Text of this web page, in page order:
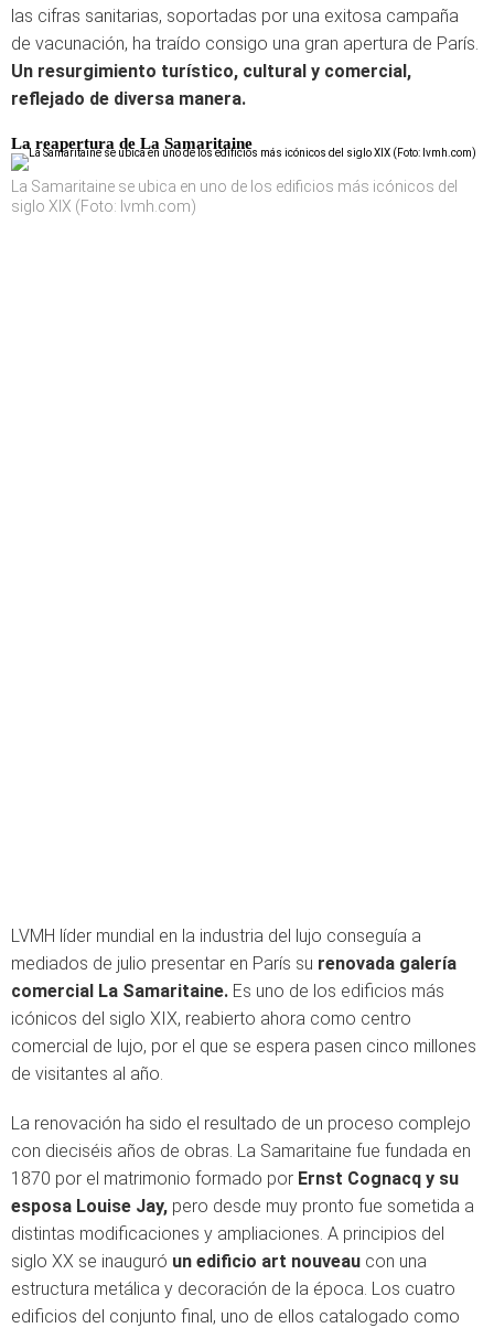
las cifras sanitarias, soportadas por una exitosa campaña
de vacunación, ha traído consigo una gran apertura de París.
Un resurgimiento turístico, cultural y comercial,
reflejado de diversa manera.
La reapertura de La Samaritaine
La Samaritaine se ubica en uno de los edificios más icónicos del
siglo XIX (Foto: lvmh.com)
LVMH líder mundial en la industria del lujo conseguía a
mediados de julio presentar en París su renovada galería
comercial La Samaritaine. Es uno de los edificios más
icónicos del siglo XIX, reabierto ahora como centro
comercial de lujo, por el que se espera pasen cinco millones
de visitantes al año.
La renovación ha sido el resultado de un proceso complejo
con dieciséis años de obras. La Samaritaine fue fundada en
1870 por el matrimonio formado por Ernst Cognacq y su
esposa Louise Jay, pero desde muy pronto fue sometida a
distintas modificaciones y ampliaciones. A principios del
siglo XX se inauguró un edificio art nouveau con una
estructura metálica y decoración de la época. Los cuatro
edificios del conjunto final, uno de ellos catalogado como